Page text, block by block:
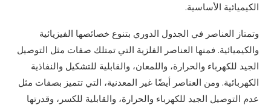
الكيميائية الأساسية.
وتمتاز العناصر في الجدول الدوري بتنوع خصائصها الفيزيائية
والكيميائية. فمنها العناصر الفلزية التي تمتلك صفات مثل التوصيل
الجيد للكهرباء والحرارة، واللمعان، والقابلية للتشكيل والنفاذية
الكهربائية. ومن العناصر أيضًا غير المعدنية، التي تتميز بصفات مثل
عدم التوصيل الجيد للكهرباء والحرارة، والقابلية للكسر، وقدرتها